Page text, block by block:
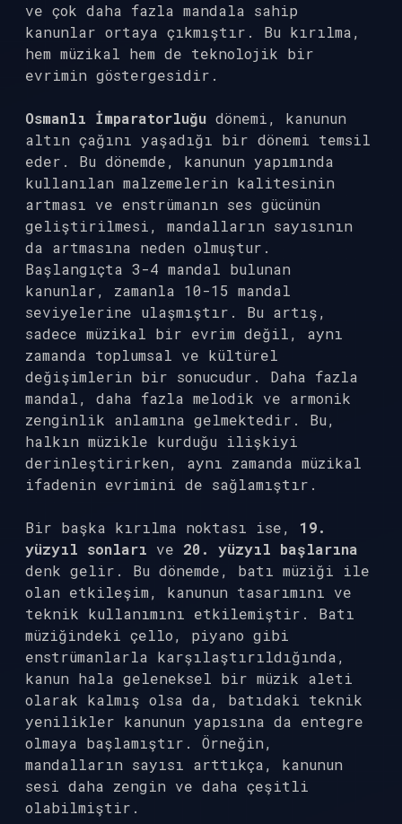
ve çok daha fazla mandala sahip
kanunlar ortaya çıkmıştır. Bu kırılma,
hem müzikal hem de teknolojik bir
evrimin göstergesidir.
Osmanlı İmparatorluğu dönemi, kanunun
altın çağını yaşadığı bir dönemi temsil
eder. Bu dönemde, kanunun yapımında
kullanılan malzemelerin kalitesinin
artması ve enstrümanın ses gücünün
geliştirilmesi, mandalların sayısının
da artmasına neden olmuştur.
Başlangıçta 3-4 mandal bulunan
kanunlar, zamanla 10-15 mandal
seviyelerine ulaşmıştır. Bu artış,
sadece müzikal bir evrim değil, aynı
zamanda toplumsal ve kültürel
değişimlerin bir sonucudur. Daha fazla
mandal, daha fazla melodik ve armonik
zenginlik anlamına gelmektedir. Bu,
halkın müzikle kurduğu ilişkiyi
derinleştirirken, aynı zamanda müzikal
ifadenin evrimini de sağlamıştır.
Bir başka kırılma noktası ise, 19.
yüzyıl sonları ve 20. yüzyıl başlarına
denk gelir. Bu dönemde, batı müziği ile
olan etkileşim, kanunun tasarımını ve
teknik kullanımını etkilemiştir. Batı
müziğindeki çello, piyano gibi
enstrümanlarla karşılaştırıldığında,
kanun hala geleneksel bir müzik aleti
olarak kalmış olsa da, batıdaki teknik
yenilikler kanunun yapısına da entegre
olmaya başlamıştır. Örneğin,
mandalların sayısı arttıkça, kanunun
sesi daha zengin ve daha çeşitli
olabilmiştir.